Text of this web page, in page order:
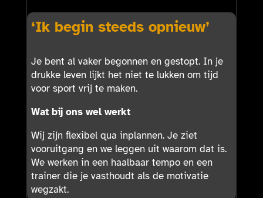
‘Ik begin steeds opnieuw’
Je bent al vaker begonnen en gestopt. In je
drukke leven lijkt het niet te lukken om tijd
voor sport vrij te maken.
Wat bij ons wel werkt
Wij zijn flexibel qua inplannen. Je ziet
vooruitgang en we leggen uit waarom dat is.
We werken in een haalbaar tempo en een
trainer die je vasthoudt als de motivatie
wegzakt.